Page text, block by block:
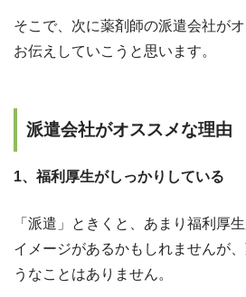
そこで、次に薬剤師の派遣会社が
お伝えしていこうと思います。
派遣会社がオススメな理由
1、福利厚生がしっかりしている
「派遣」ときくと、あまり福利厚
イメージがあるかもしれませんが
うなことはありません。